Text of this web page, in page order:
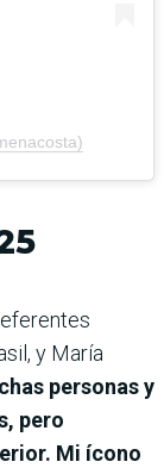
y María
personas y
pero
Mi ícono